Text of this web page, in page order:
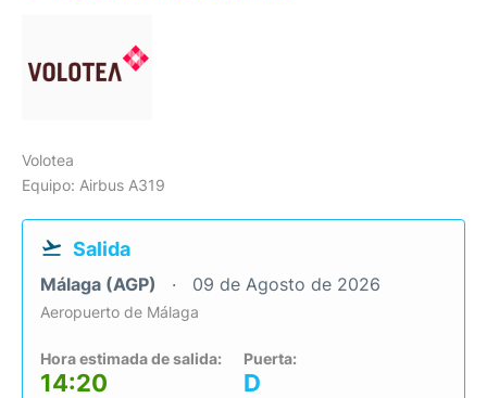
Volotea
Equipo: Airbus A319
Salida
Málaga (AGP) 09 de Agosto de 2026
Aeropuerto de Málaga
Hora estimada de salida:
14:20
Puerta:
D